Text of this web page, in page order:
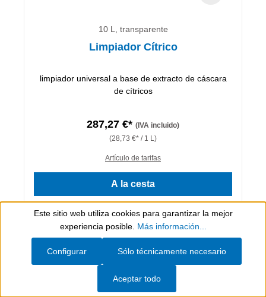
10 L, transparente
Limpiador Cítrico
limpiador universal a base de extracto de cáscara
de cítricos
287,27 €* (IVA incluido)
(28,73 €* / 1 L)
Artículo de tarifas
A la cesta
Detalles
Show toolbar
Este sitio web utiliza cookies para garantizar la mejor
experiencia posible. Más información...
Sólo técnicamente necesario
Configurar
Aceptar todo